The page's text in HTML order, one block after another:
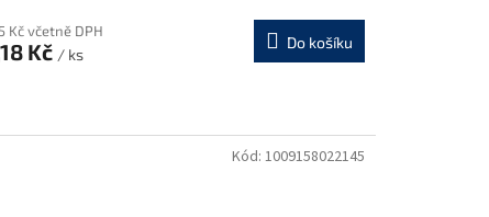
Kč včetně DPH
Kč / ks
Do košíku
Kód: 1009158022145